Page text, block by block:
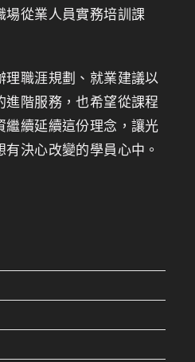
場從業人員實務培訓課
職涯規劃、就業建議以
階服務，也希望從課程
繼續延續這份理念，讓光
決心改變的學員心中。